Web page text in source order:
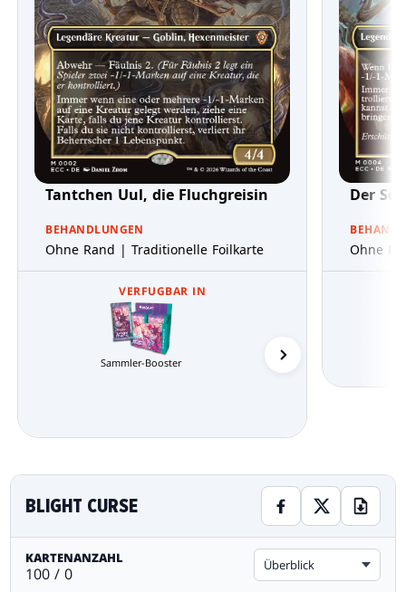
Tantchen Uul, die Fluchgreisin
BEHANDLUNGEN
Ohne Rand | Traditionelle Foilkarte
VERFUGBAR IN
Sammler-Booster
Der
Ohne
BLIGHT CURSE
KARTENANZAHL
100 / 0 Überblick